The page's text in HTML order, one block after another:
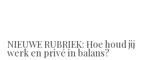
NIEUWE RUBRIEK: Hoe houd jij
werk en privé in balans?